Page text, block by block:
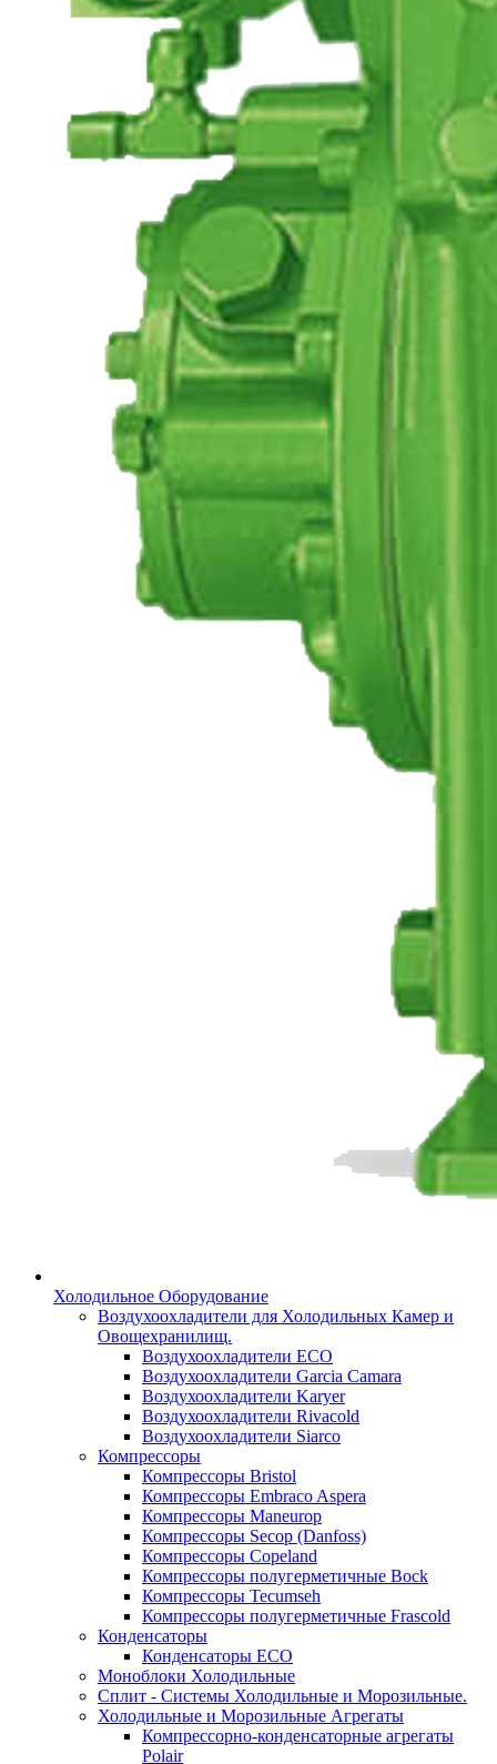
Холодильное Оборудование
Воздухоохладители для Холодильных Камер и
Овощехранилищ.
Воздухоохладители ECO
Воздухоохладители Garcia Camara
Воздухоохладители Karyer
Воздухоохладители Rivacold
Воздухоохладители Siarco
Компрессоры
Компрессоры Bristol
Компрессоры Embraco Aspera
Компрессоры Maneurop
Компрессоры Secop (Danfoss)
Компрессоры Copeland
Компрессоры полугерметичные Bock
Компрессоры Tecumseh
Компрессоры полугерметичные Frascold
Конденсаторы
Конденсаторы ECO
Моноблоки Холодильные
Сплит - Системы Холодильные и Морозильные.
Холодильные и Морозильные Агрегаты
Компрессорно-конденсаторные агрегаты
Polair